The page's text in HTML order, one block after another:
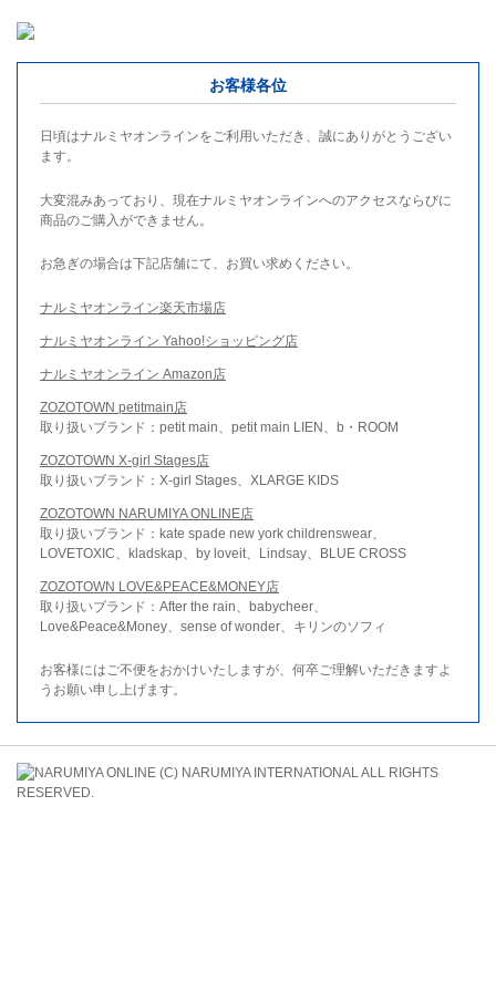
お客様各位
日頃はナルミヤオンラインをご利用いただき、誠にありがとうござい
ます。
大変混みあっており、現在ナルミヤオンラインへのアクセスならびに
商品のご購入ができません。
お急ぎの場合は下記店舗にて、お買い求めください。
ナルミヤオンライン楽天市場店
ナルミヤオンライン Yahoo!ショッピング店
ナルミヤオンライン Amazon店
ZOZOTOWN petitmain店
取り扱いブランド：petit main、petit main LIEN、b・ROOM
ZOZOTOWN X-girl Stages店
取り扱いブランド：X-girl Stages、XLARGE KIDS
ZOZOTOWN NARUMIYA ONLINE店
取り扱いブランド：kate spade new york childrenswear、
LOVETOXIC、kladskap、by loveit、Lindsay、BLUE CROSS
ZOZOTOWN LOVE&PEACE&MONEY店
取り扱いブランド：After the rain、babycheer、
Love&Peace&Money、sense of wonder、キリンのソフィ
お客様にはご不便をおかけいたしますが、何卒ご理解いただきますよ
うお願い申し上げます。